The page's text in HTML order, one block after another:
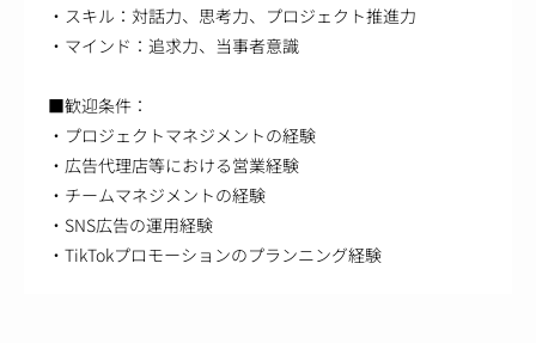
・スキル：対話力、思考力、プロジェクト推進力
・マインド：追求力、当事者意識
■歓迎条件：
・プロジェクトマネジメントの経験
・広告代理店等における営業経験
・チームマネジメントの経験
・SNS広告の運用経験
・TikTokプロモーションのプランニング経験